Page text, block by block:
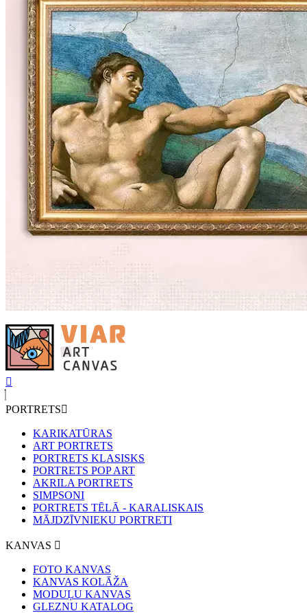
PORTRETS
KARIKATŪRAS
ART PORTRETS
PORTRETS KLASISKS
PORTRETS POP ART
AKRILA PORTRETS
SIMPSONI
PORTRETS TĒLĀ - KARALISKAIS
MĀJDZĪVNIEKU PORTRETI
KANVAS
FOTO KANVAS
KANVAS KOLĀŽA
MODUĻU KANVAS
GLEZNU KATALOG